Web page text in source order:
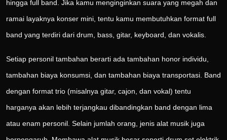
hingga full band. Jika kamu menginginkan suara yang megah dan
ramai layaknya konser mini, tentu kamu membutuhkan format full
band yang terdiri dari drum, bass, gitar, keyboard, dan vokalis.
Setiap personil tambahan berarti ada tambahan honor individu,
tambahan biaya konsumsi, dan tambahan biaya transportasi. Band
dengan format trio (misalnya gitar, cajon, dan vokal) tentu
harganya akan lebih terjangkau dibandingkan band dengan lima
atau enam personil. Selain jumlah orang, jenis alat musik juga